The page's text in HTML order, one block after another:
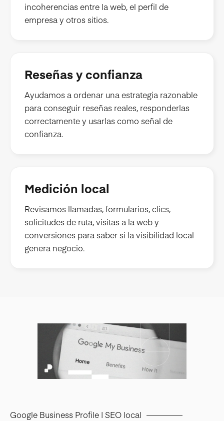
incoherencias entre la web, el perfil de
empresa y otros sitios.
Reseñas y confianza
Ayudamos a ordenar una estrategia razonable
para conseguir reseñas reales, responderlas
correctamente y usarlas como señal de
confianza.
Medición local
Revisamos llamadas, formularios, clics,
solicitudes de ruta, visitas a la web y
conversiones para saber si la visibilidad local
genera negocio.
Google Business Profile | SEO local